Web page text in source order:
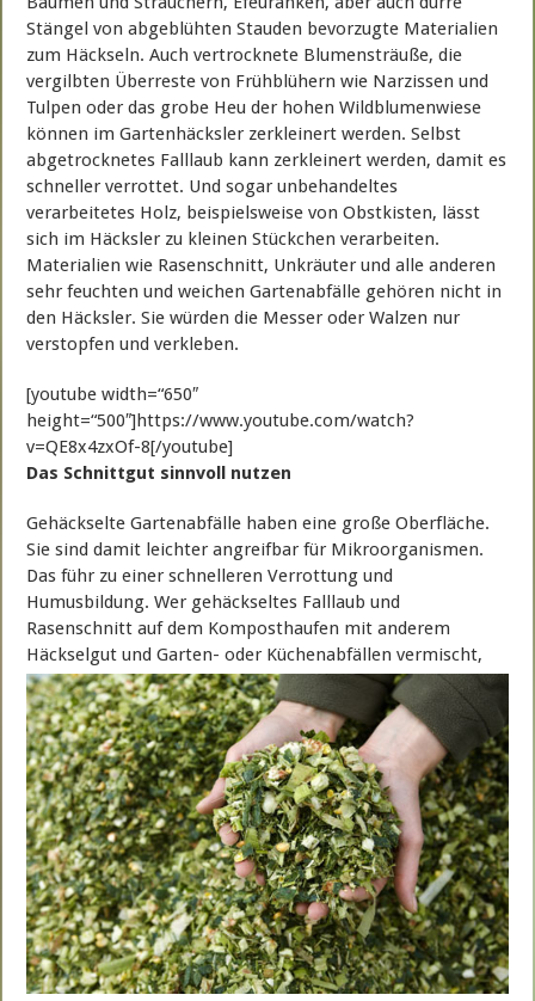
Stängel von abgeblühten Stauden bevorzugte Materialien
zum Häckseln. Auch vertrocknete Blumensträuße, die
vergilbten Überreste von Frühblühern wie Narzissen und
Tulpen oder das grobe Heu der hohen Wildblumenwiese
können im Gartenhäcksler zerkleinert werden. Selbst
abgetrocknetes Falllaub kann zerkleinert werden, damit es
schneller verrottet. Und sogar unbehandeltes
verarbeitetes Holz, beispielsweise von Obstkisten, lässt
sich im Häcksler zu kleinen Stückchen verarbeiten.
Materialien wie Rasenschnitt, Unkräuter und alle anderen
sehr feuchten und weichen Gartenabfälle gehören nicht in
den Häcksler. Sie würden die Messer oder Walzen nur
verstopfen und verkleben.
[youtube width=“650″
height=“500″]https://www.youtube.com/watch?
v=QE8x4zxOf-8[/youtube]
Das Schnittgut sinnvoll nutzen
Gehäckselte Gartenabfälle haben eine große Oberfläche.
Sie sind damit leichter angreifbar für Mikroorganismen.
Das führ zu einer schnelleren Verrottung und
Humusbildung. Wer gehäckseltes Falllaub und
Rasenschnitt auf dem Komposthaufen mit anderem
Häckselgut und Garten-oder Küchenabfällen vermischt,